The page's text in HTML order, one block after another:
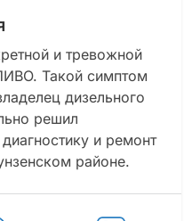
и тревожной
Такой симптом
дизельного
решил
и ремонт
районе.